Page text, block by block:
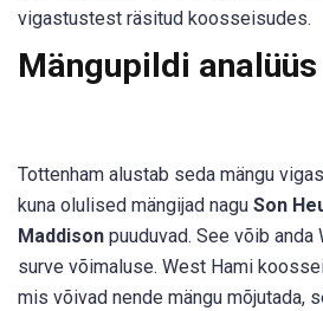
vigastustest räsitud koosseisudes.
Mängupildi analüüs
Tottenham alustab seda mängu
kuna olulised mängijad nagu Son
Maddison puuduvad. See võib anda
surve võimaluse. West Hami
mis võivad nende mängu mõjutada,